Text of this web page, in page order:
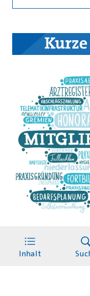
Inhalt
Was auch
Frage Sie auch